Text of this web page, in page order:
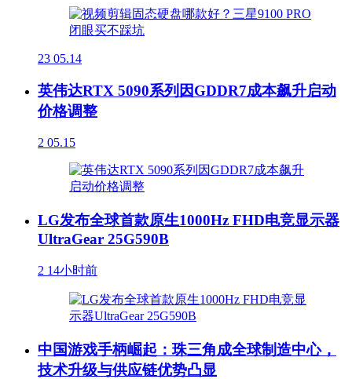
23 05.14
英伟达RTX 5090系列因GDDR7成本飙升启动
价格调整
2 05.15
LG发布全球首款原生1000Hz FHD电竞显示器
UltraGear 25G590B
2 14小时前
中国游戏手柄崛起：珠三角成全球制造中心，
技术升级与供应链优势凸显